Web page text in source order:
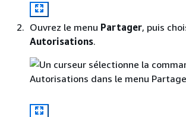
Ouvrez le menu Partager, puis
Autorisations.